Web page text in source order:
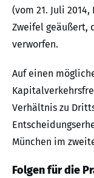
(vom 21. Juli
Zweifel geäußert,
verworfen.
Auf einen
Verhältnis zu
München im
Folgen für die